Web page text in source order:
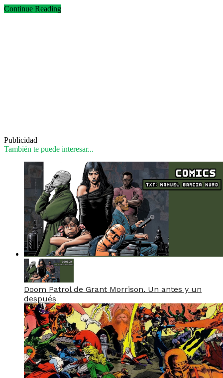
Continue Reading
Publicidad
También te puede interesar...
Doom Patrol de Grant Morrison. Un antes y un
después